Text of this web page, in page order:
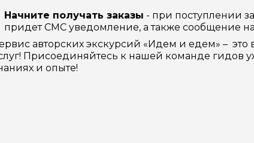
Начните получать заказы - при поступлении
придет СМС уведомление, а также сообщение на
авторских экскурсий «Идем и едем» –
Присоединяйтесь к нашей команде гидов
и опыте!